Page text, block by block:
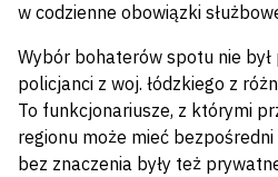
w codzienne obowiązki
Wybór bohaterów spotu nie był
policjanci z woj. łódzkiego z
To funkcjonariusze, z którymi
regionu może mieć
bez znaczenia były też